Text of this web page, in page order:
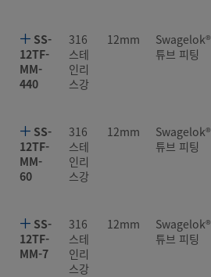
SS-
12TF-
MM-
440
316
스테
인리
스강
12mm
Swagelok®
튜브 피팅
SS-
12TF-
MM-
60
316
스테
인리
스강
12mm
Swagelok®
튜브 피팅
SS-
12TF-
MM-7
316
스테
인리
스강
12mm
Swagelok®
튜브 피팅